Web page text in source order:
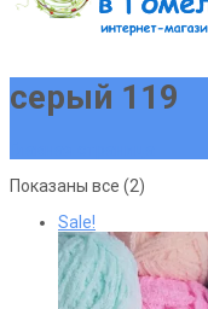
серый 119
Показаны все (2)
Sale!